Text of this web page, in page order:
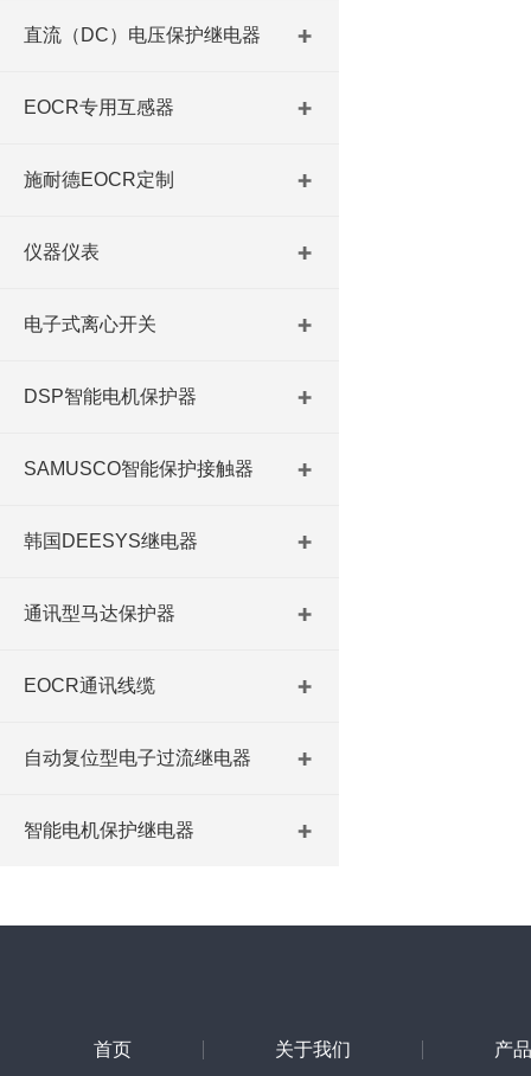
直流（DC）电压保护继电器
EOCR专用互感器
施耐德EOCR定制
仪器仪表
电子式离心开关
DSP智能电机保护器
SAMUSCO智能保护接触器
韩国DEESYS继电器
通讯型马达保护器
EOCR通讯线缆
自动复位型电子过流继电器
智能电机保护继电器
首页 关于我们 产